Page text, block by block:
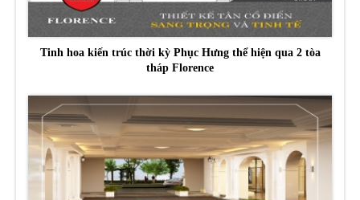
Tinh hoa kiến trúc thời kỳ Phục Hưng thể hiện qua 2 tòa
tháp Florence